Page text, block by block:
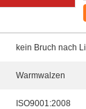
kein Bruch nach
Warmwalzen
ISO9001:2008